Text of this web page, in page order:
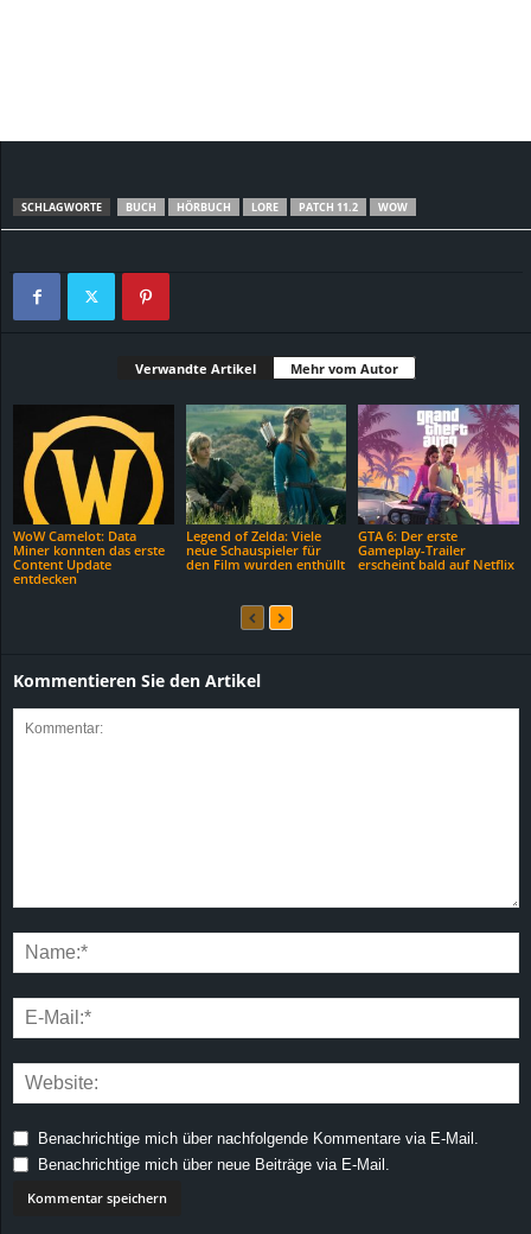
SCHLAGWORTE BUCH HÖRBUCH LORE PATCH 11.2 WOW
Verwandte Artikel Mehr vom Autor
WoW Camelot: Data
Miner konnten das erste
Content Update
entdecken
Legend of Zelda: Viele
neue Schauspieler für
den Film wurden enthüllt
GTA 6: Der erste
Gameplay-Trailer
erscheint bald auf Netflix
Kommentieren Sie den Artikel
Benachrichtige mich über nachfolgende Kommentare via E-Mail.
Benachrichtige mich über neue Beiträge via E-Mail.